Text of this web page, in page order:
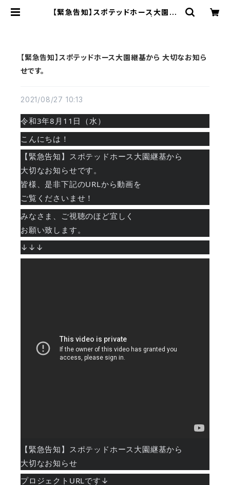
【緊急告知】スポテッドホース大園継
【緊急告知】スポテッドホース大園継基から 大切なお知ら
せです。
2021/08/27 10:13
令和3年8月11日（水）
こんにちは！
【緊急告知】スポテッドホース大園継基から
大切なお知らせです。
皆様、是非下記のURLから動画を
ご覧くださいませ！
みなさま、ご視聴のほど宜しく
お願い致します。
↓↓↓
【緊急告知】スポテッドホース大園継基から
大切なお知らせ
プロジェクトURLです↓